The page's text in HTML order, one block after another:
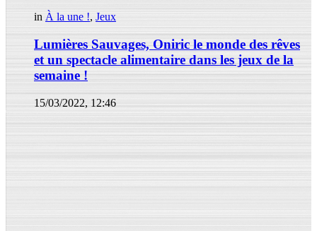
in À la une !, Jeux
Lumières Sauvages, Oniric le monde des rêves
et un spectacle alimentaire dans les jeux de la
semaine !
15/03/2022, 12:46